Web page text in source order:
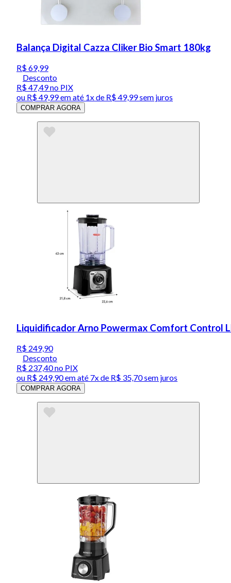
Balança Digital Cazza Cliker Bio Smart 180kg
R$ 69,99
Desconto
R$ 47,49no PIX
ou R$ 49,99em até 1x de R$ 49,99sem juros
COMPRAR AGORA
Liquidificador Arno Powermax Comfort Control
R$ 249,90
Desconto
R$ 237,40no PIX
ou R$ 249,90em até 7x de R$ 35,70 sem juros
COMPRAR AGORA